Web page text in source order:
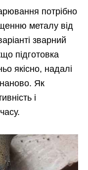
потрібно
металу від
зварний
підготовка
якісно, надалі
Як
і